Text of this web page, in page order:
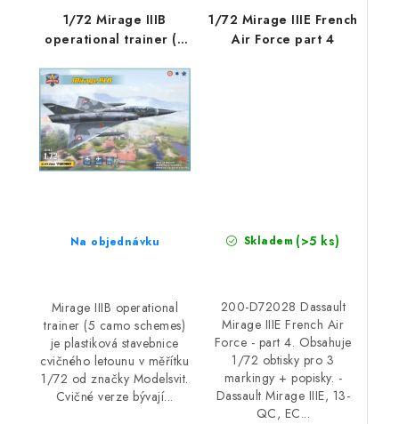
1/72 Mirage IIIB
operational trainer (5
Na objednávku
Mirage IIIB operational
trainer (5 camo schemes)
je plastiková stavebnice
cvičného letounu v měřítku
1/72 od značky Modelsvit.
Cvičné verze bývají...
1/72 Mirage IIIE French
Air Force part 4
Skladem (>5 ks)
200-D72028 Dassault
Mirage IIIE French Air
Force - part 4. Obsahuje
1/72 obtisky pro 3
markingy + popisky. -
Dassault Mirage IIIE, 13-
QC, EC...